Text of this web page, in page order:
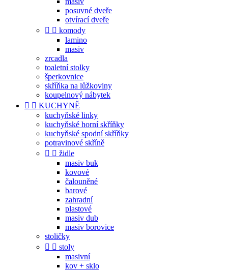
posuvné dveře
otvírací dveře
  komody
lamino
masiv
zrcadla
toaletní stolky
šperkovnice
skříňka na lůžkoviny
koupelnový nábytek
  KUCHYNĚ
kuchyňské linky
kuchyňské horní skříňky
kuchyňské spodní skříňky
potravinové skříně
  židle
masiv buk
kovové
čalouněné
barové
zahradní
plastové
masiv dub
masiv borovice
stoličky
  stoly
masivní
kov + sklo